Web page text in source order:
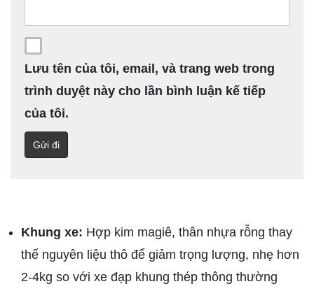
Lưu tên của tôi, email, và trang web trong
trình duyệt này cho lần bình luận kế tiếp
của tôi.
Khung xe: Hợp kim magiê, thân nhựa rỗng thay
thế nguyên liệu thô để giảm trọng lượng, nhẹ hơn
2-4kg so với xe đạp khung thép thông thường